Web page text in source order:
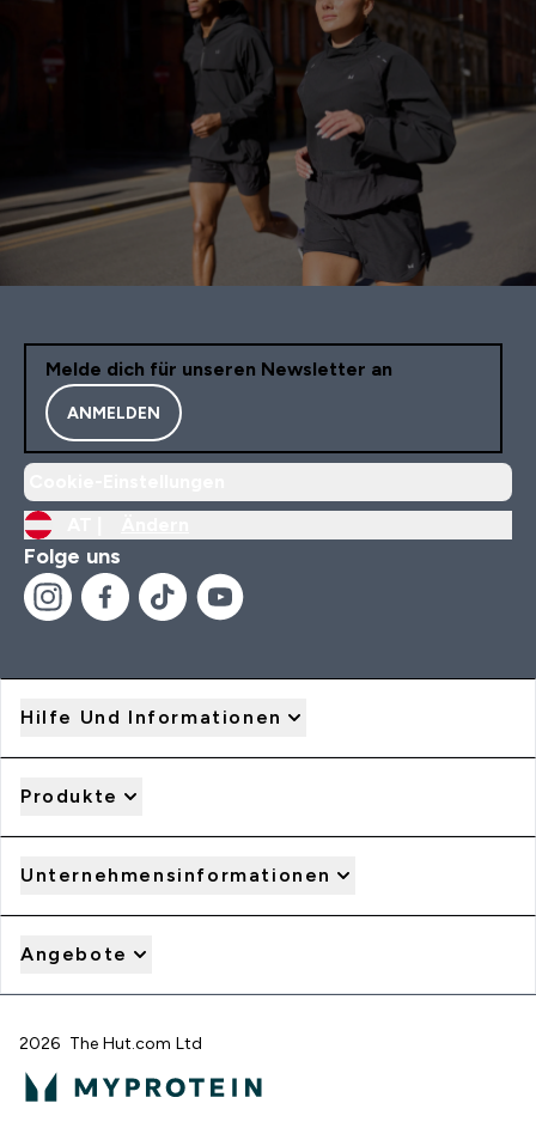
Melde dich für unseren Newsletter an
ANMELDEN
Folge uns
Hilfe Und Informationen
Produkte
Unternehmensinformationen
Angebote
2026 The Hut.com Ltd